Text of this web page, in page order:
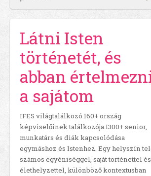
Látni Isten
történetét, és
abban
a sajátom
IFES világtalálkozó.160+ ország
képviselőinek találkozója.1300+ senior,
munkatárs és diák kapcsolódása
egymáshoz és Istenhez. Egy helyszín
számos egyéniséggel, saját történettel és
élethelyzettel, különböző kontextusban